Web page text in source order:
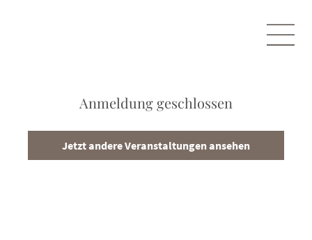
Anmeldung geschlossen
Jetzt andere Veranstaltungen ansehen